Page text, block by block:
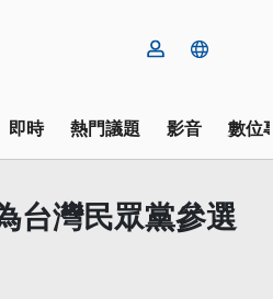
即時 熱門議題 影音 數位
台灣民眾黨參選